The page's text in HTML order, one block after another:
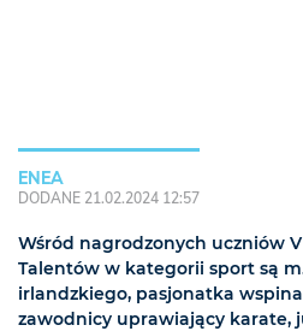
ENEA
DODANE 21.02.2024 12:57
Wśród nagrodzonych uczniów
Talentów w kategorii sport są
irlandzkiego, pasjonatka
zawodnicy uprawiający karate,